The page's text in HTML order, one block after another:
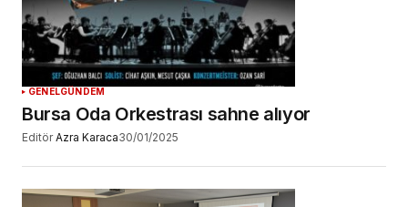
GENELGÜNDEM
Bursa Oda Orkestrası sahne alıyor
Editör Azra Karaca30/01/2025